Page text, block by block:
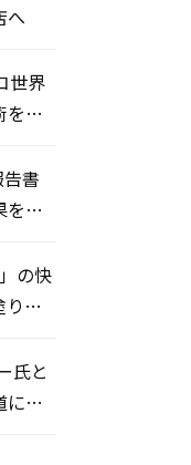
へ
世界
通
書
公
の快
替
氏と
フ